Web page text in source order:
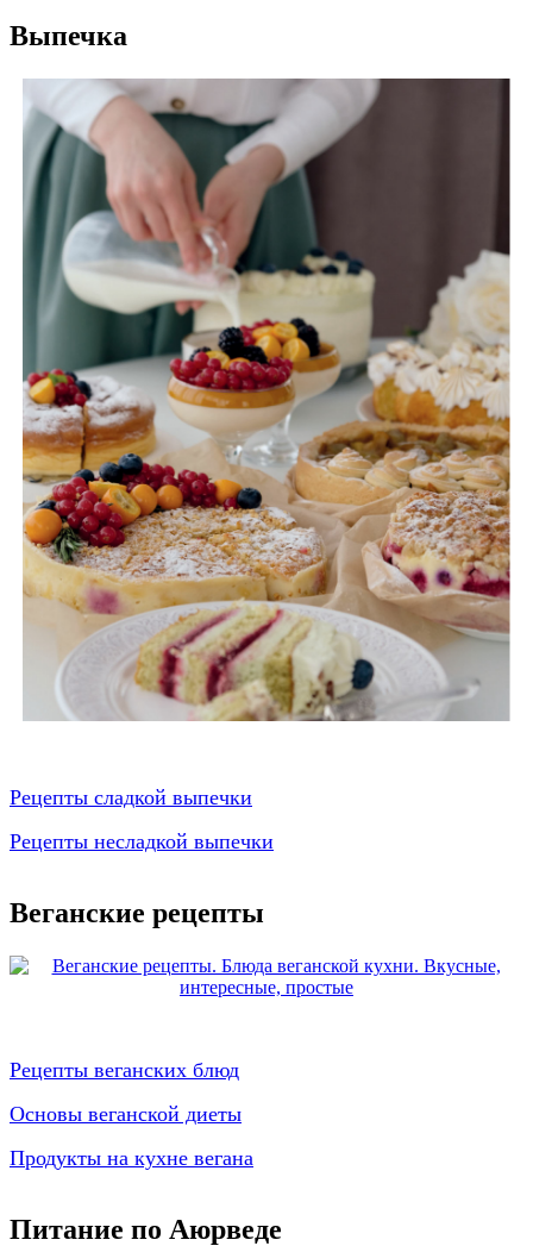
Выпечка
Рецепты сладкой выпечки
Рецепты несладкой выпечки
Веганские рецепты
Рецепты веганских блюд
Основы веганской диеты
Продукты на кухне вегана
Питание по Аюрведе